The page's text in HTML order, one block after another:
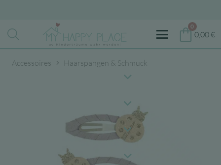
0
0,00€
Accessoires Haarspangen & Schmuck